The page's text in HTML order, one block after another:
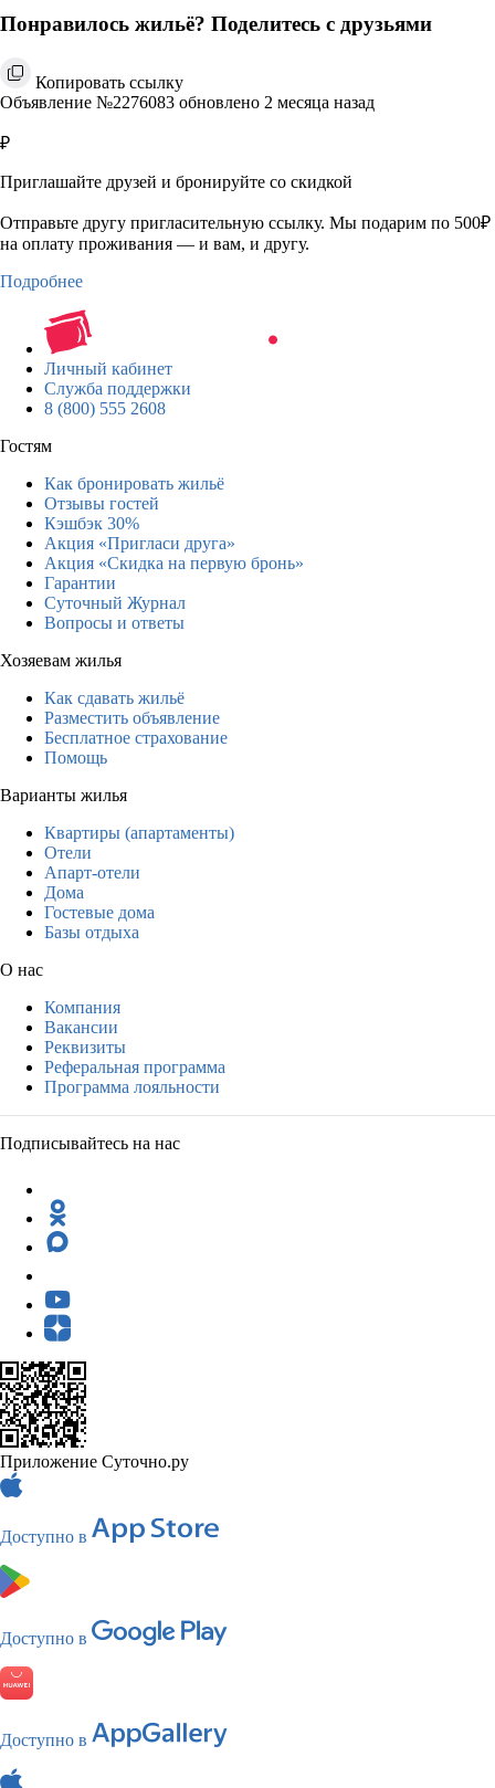
Понравилось жильё? Поделитесь с друзьями
Копировать ссылку
Объявление №2276083 обновлено 2 месяца назад
₽
Приглашайте друзей и бронируйте со скидкой
Отправьте другу пригласительную ссылку. Мы подарим по 500₽
на оплату проживания — и вам, и другу.
Подробнее
Личный кабинет
Служба поддержки
8 (800) 555 2608
Гостям
Как бронировать жильё
Отзывы гостей
Кэшбэк 30%
Акция «Пригласи друга»
Акция «Скидка на первую бронь»
Гарантии
Суточный Журнал
Вопросы и ответы
Хозяевам жилья
Как сдавать жильё
Разместить объявление
Бесплатное страхование
Помощь
Варианты жилья
Квартиры (апартаменты)
Отели
Апарт-отели
Дома
Гостевые дома
Базы отдыха
О нас
Компания
Вакансии
Реквизиты
Реферальная программа
Программа лояльности
Подписывайтесь на нас
Приложение Суточно.ру
Доступно в
Доступно в
Доступно в